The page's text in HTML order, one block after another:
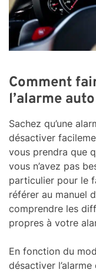
Comment
l’alarme
Sachez qu’une
désactiver
vous prendra que
vous n’avez pas
particulier pour le
référer au manuel
comprendre les
propres à votre
En fonction du
désactiver